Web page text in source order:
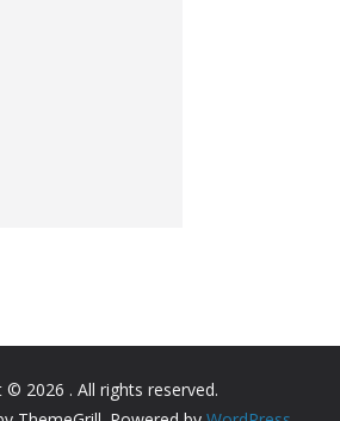
© 2026 . All rights reserved.